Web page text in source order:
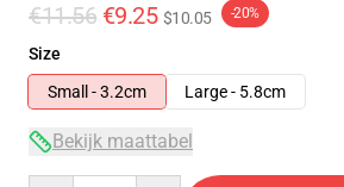
€11.56 €9.25 $10.05 -20%
Size
Small - 3.2cm
Large - 5.8cm
Bekijk maattabel